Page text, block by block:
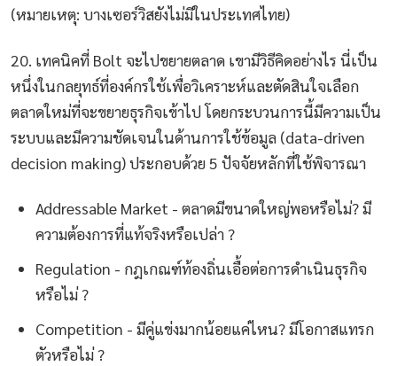
(หมายเหตุ: บางเซอร์วิสยังไม่มีในประเทศไทย)
20. เทคนิคที่ Bolt จะไปขยายตลาด เขามีวิธีคิดอย่างไร นี่เป็น
หนึ่งในกลยุทธ์ที่องค์กรใช้เพื่อวิเคราะห์และตัดสินใจเลือก
ตลาดใหม่ที่จะขยายธุรกิจเข้าไป โดยกระบวนการนี้มีความเป็น
ระบบและมีความชัดเจนในด้านการใช้ข้อมูล (data-driven
decision making) ประกอบด้วย 5 ปัจจัยหลักที่ใช้พิจารณา
Addressable Market - ตลาดมีขนาดใหญ่พอหรือไม่? มี
ความต้องการที่แท้จริงหรือเปล่า ?
Regulation - กฎเกณฑ์ท้องถิ่นเอื้อต่อการดำเนินธุรกิจ
หรือไม่ ?
Competition - มีคู่แข่งมากน้อยแค่ไหน? มีโอกาสแทรก
ตัวหรือไม่ ?